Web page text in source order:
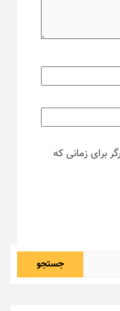
برای زمانی که